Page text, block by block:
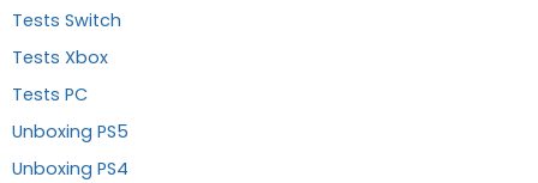
Tests Switch
Tests Xbox
Tests PC
Unboxing PS5
Unboxing PS4